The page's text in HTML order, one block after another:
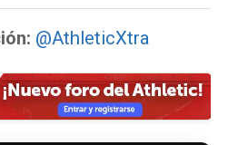
@AthleticXtra